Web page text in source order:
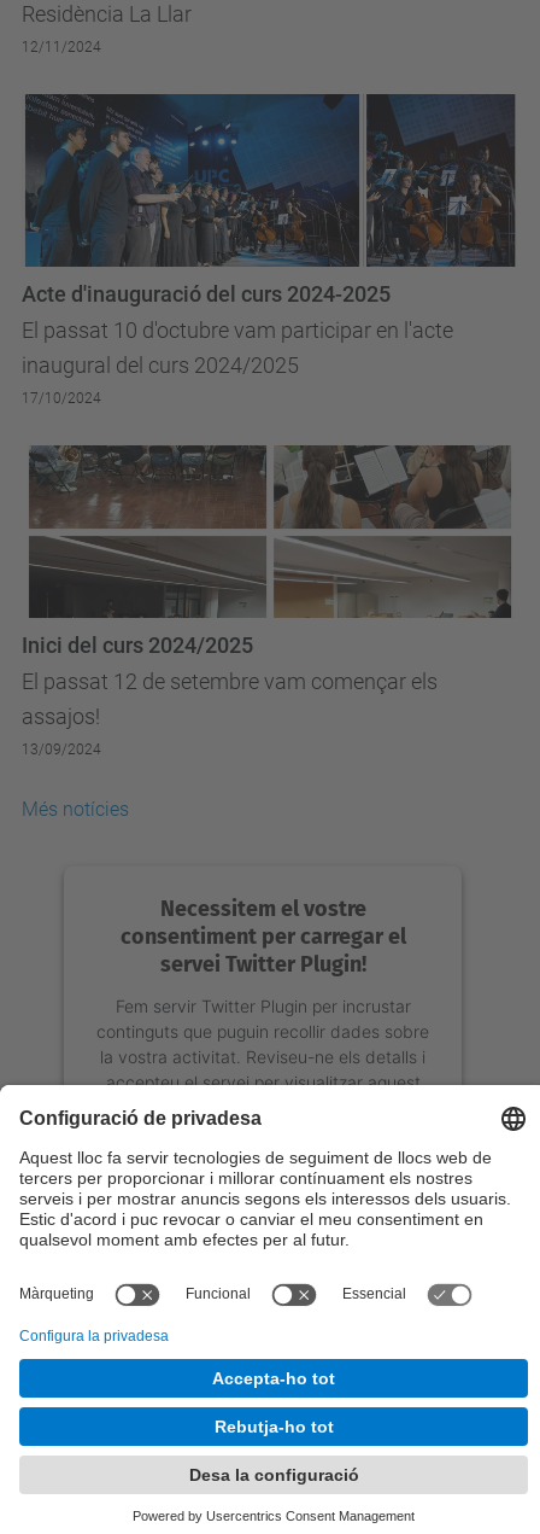
Residència La Llar
12/11/2024
El passat 10 d'octubre vam participar en l'acte
inaugural del curs 2024/2025
Acte d'inauguració del curs 2024-2025
17/10/2024
El passat 12 de setembre vam començar els
assajos!
Inici del curs 2024/2025
13/09/2024
Més notícies
Necessitem el vostre
consentiment per carregar el
servei Twitter Plugin!
Fem servir Twitter Plugin per incrustar
continguts que puguin recollir dades sobre
la vostra activitat. Reviseu-ne els detalls i
accepteu el servei per visualitzar aquest
contingut.
Més Informació
Accepta
Management Platform
Catalunya
Mapa del lloc
Accessibilitat
Avís legal
Configuració de privadesa